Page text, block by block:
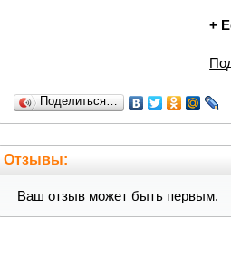
+
Поделиться…
Отзывы:
Ваш отзыв может быть первым.